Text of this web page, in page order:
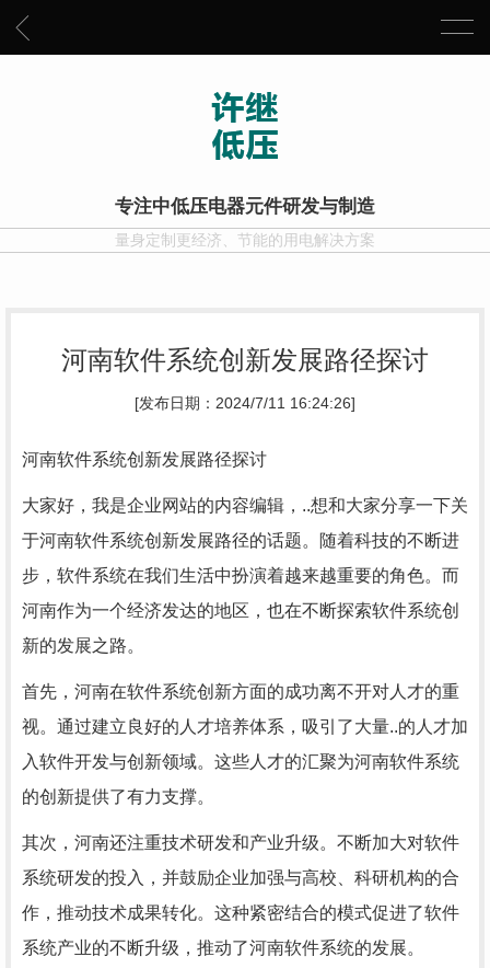
专注中低压电器元件研发与制造
量身定制更经济、节能的用电解决方案
河南软件系统创新发展路径探讨
[发布日期：2024/7/11 16:24:26]
河南软件系统创新发展路径探讨
大家好，我是企业网站的内容编辑，..想和大家分享一下关
于河南软件系统创新发展路径的话题。随着科技的不断进
步，软件系统在我们生活中扮演着越来越重要的角色。而
河南作为一个经济发达的地区，也在不断探索软件系统创
新的发展之路。
首先，河南在软件系统创新方面的成功离不开对人才的重
视。通过建立良好的人才培养体系，吸引了大量..的人才加
入软件开发与创新领域。这些人才的汇聚为河南软件系统
的创新提供了有力支撑。
其次，河南还注重技术研发和产业升级。不断加大对软件
系统研发的投入，并鼓励企业加强与高校、科研机构的合
作，推动技术成果转化。这种紧密结合的模式促进了软件
系统产业的不断升级，推动了河南软件系统的发展。